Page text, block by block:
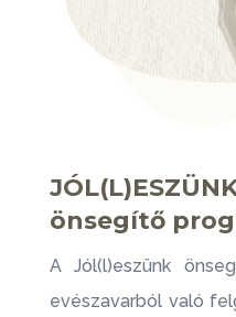
önsegítő
A Jól(l)eszünk
evészavarból való